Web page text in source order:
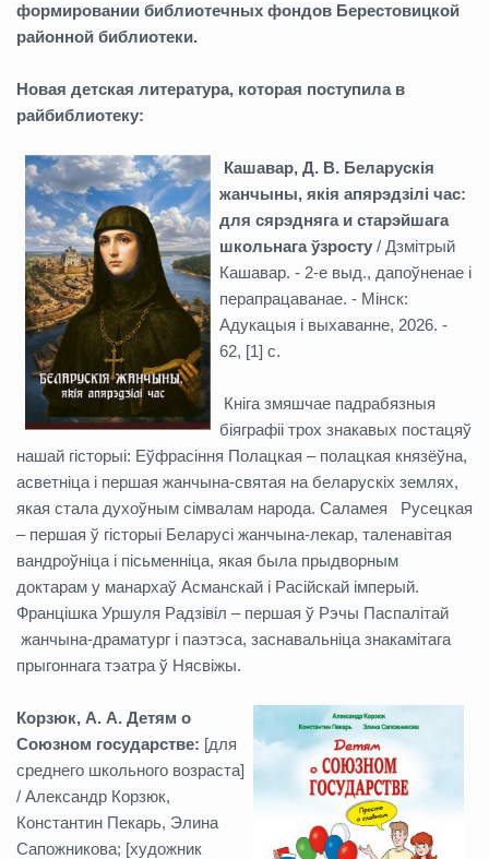
формировании библиотечных фондов Берестовицкой
районной библиотеки.
Новая детская литература, которая поступила в
райбиблиотеку:
Кашавар, Д. В. Беларускія
жанчыны, якія апярэдзілі час:
для сярэдняга и старэйшага
школьнага ўзросту / Дзмітрый
Кашавар. - 2-е выд., дапоўненае і
перапрацаванае. - Мінск:
Адукацыя і выхаванне, 2026. -
62, [1] с.
Кніга змяшчае падрабязныя
біяграфіі трох знакавых постацяў
нашай гісторыі: Еўфрасіння Полацкая – полацкая князёўна,
асветніца і першая жанчына-святая на беларускіх землях,
якая стала духоўным сімвалам народа. Саламея Русецкая
– першая ў гісторыі Беларусі жанчына-лекар, таленавітая
вандроўніца і пісьменніца, якая была прыдворным
доктарам у манархаў Асманскай і Расійскай імперый.
Францішка Уршуля Радзівіл – першая ў Рэчы Паспалітай
жанчына-драматург і паэтэса, заснавальніца знакамітага
прыгоннага тэатра ў Нясвіжы.
Корзюк, А. А. Детям о
Союзном государстве: [для
среднего школьного возраста]
/ Александр Корзюк,
Константин Пекарь, Элина
Сапожникова; [художник